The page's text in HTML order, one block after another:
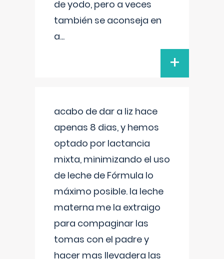
de yodo, pero a veces
también se aconseja en
a...
+
acabo de dar a liz hace
apenas 8 dias, y hemos
optado por lactancia
mixta, minimizando el uso
de leche de Fórmula lo
máximo posible. la leche
materna me la extraigo
para compaginar las
tomas con el padre y
hacer mas llevadera las